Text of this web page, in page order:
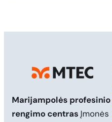
Marijampolės profesinio
rengimo centras Įmonės